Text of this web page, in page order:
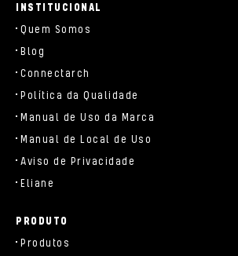
INSTITUCIONAL
Quem Somos
Blog
Connectarch
Política da Qualidade
Manual de Uso da Marca
Manual de Local de Uso
Aviso de Privacidade
Eliane
PRODUTO
Produtos